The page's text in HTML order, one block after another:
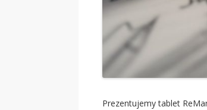
Prezentujemy tablet